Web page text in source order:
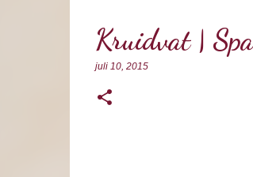
Kruidvat |
juli 10, 2015